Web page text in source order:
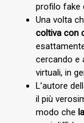
profilo fake
Una volta
coltiva con
cercando e
virtuali, in
L’autore
il più
modo che